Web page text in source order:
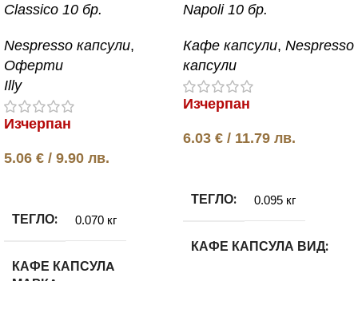
Classico 10 бр.
Nespresso капсули,
Оферти
Illy
Изчерпан
5.06 € / 9.90 лв.
ТЕГЛО 0.070 кг
КАФЕ КАПСУЛA
МАРКA
Napoli 10 бр.
Кафе капсули, Nespresso
капсули
Изчерпан
6.03 € / 11.79 лв.
ТЕГЛО 0.095 кг
КАФЕ КАПСУЛА ВИД